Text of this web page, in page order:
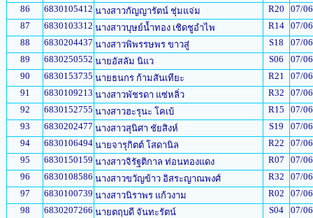
86
6830105412 นางสาวกัญญารัตน์ ชุ่มแจ่ม R20
07/
87
6830103312 นางสาวบุษย์น้ำทอง เชิดชูอำไพ R14 07/
88
6830204437 นางสาวพิพรรษพร ขาวสู่ S18
07/
89
6830250552 นายอัสลัม นิแว S06
07/
90
6830153735 นายธนกร ก้ามสันเทียะ R21
07/
91
6830109213 นางสาวพัชรดา แซ่หลิ่ว R32
07/
92
6830152755 นางสาวฮะรุนะ โคเบ้ R15
07/
93
6830202477 นางสาวสุนิศา ชัยสิงห์ S19
07/
94
6830106494 นายจารุกิตต์ โสดานิล R22
07/
95
6830150159 นางสาวจิรัฐติกาล ท่อนทองแดง R07
07/
96
6830108586 นางสาวขวัญข้าว อิสระญาณพงศ์ R32
07/
97
6830100739 นางสาวนิราพร แก้วงาม R02
07/
98
6830207266 นายตฤบดี จันทะรัตน์ S04
07/